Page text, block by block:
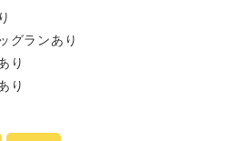
グランあり
り
り